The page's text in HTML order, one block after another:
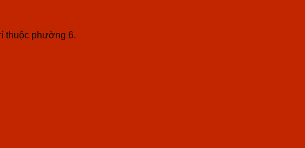
thuộc phường 6.